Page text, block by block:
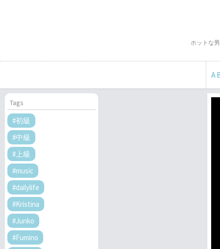
ホットな
Tags
#初級
#中級
#上級
#music
#dailylife
#Kristina
#Junko
#Fumino